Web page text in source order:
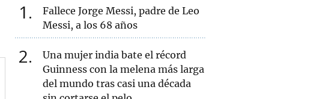
1
Fallece Jorge Messi, padre de Leo
Messi, a los 68 años
2
Una mujer india bate el récord
Guinness con la melena más larga
del mundo tras casi una década